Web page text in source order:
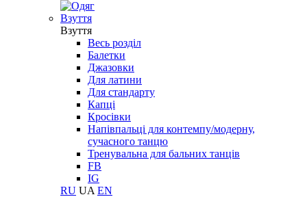
Взуття
Взуття
Весь розділ
Балетки
Джазовки
Для латини
Для стандарту
Капці
Кросівки
Напівпальці для контемпу/модерну,
сучасного танцю
Тренувальна для бальних танців
FB
IG
RU UA EN